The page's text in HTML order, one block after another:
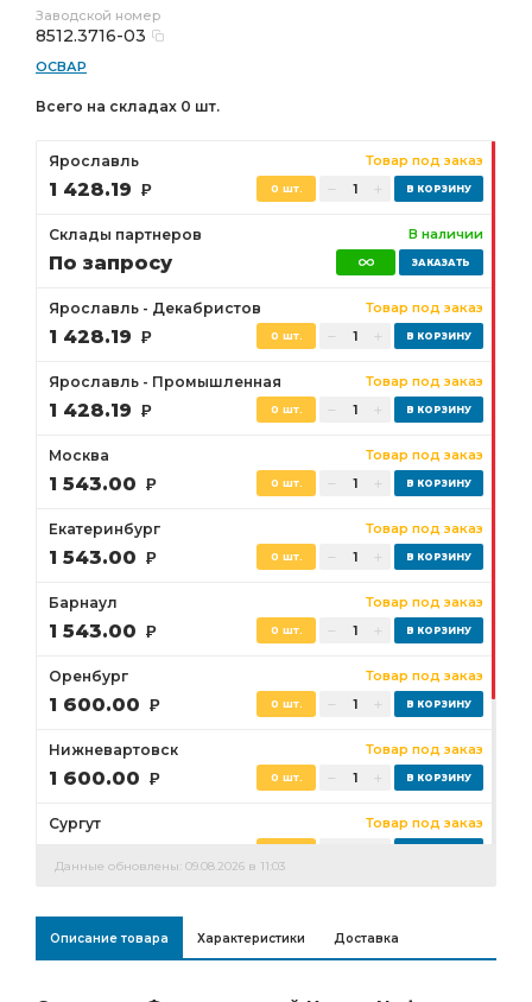
Заводской номер
8512.3716-03
ОСВАР
Всего на складах 0 шт.
Ярославль Товар под заказ
1 428.19 Р 0 шт.
Склады партнеров В наличии
По запросу
Ярославль - Декабристов Товар под заказ
1 428.19 Р 0 шт.
Ярославль - Промышленная Товар под заказ
1 428.19 Р 0 шт.
Москва Товар под заказ
1 543.00 Р 0 шт.
Екатеринбург Товар под заказ
1 543.00 Р 0 шт.
Барнаул Товар под заказ
1 543.00 Р 0 шт.
Оренбург Товар под заказ
1 600.00 Р 0 шт.
Нижневартовск Товар под заказ
1 600.00 Р 0 шт.
Сургут Товар под заказ
0 шт.
Данные обновлены: 09.08.2026 в 11:03
Описание товара Характеристики Доставка